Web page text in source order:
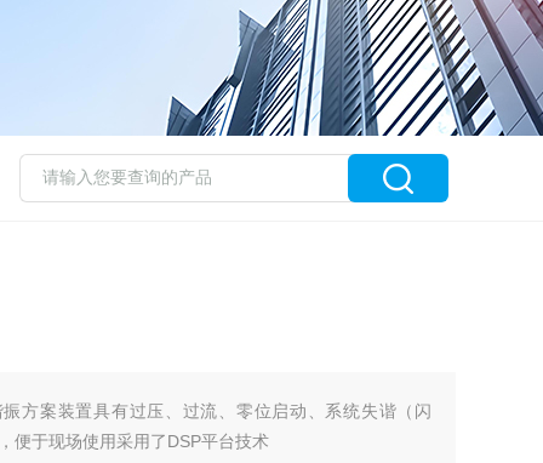
振方案装置具有过压、过流、零位启动、系统失谐（闪
便于现场使用采用了DSP平台技术